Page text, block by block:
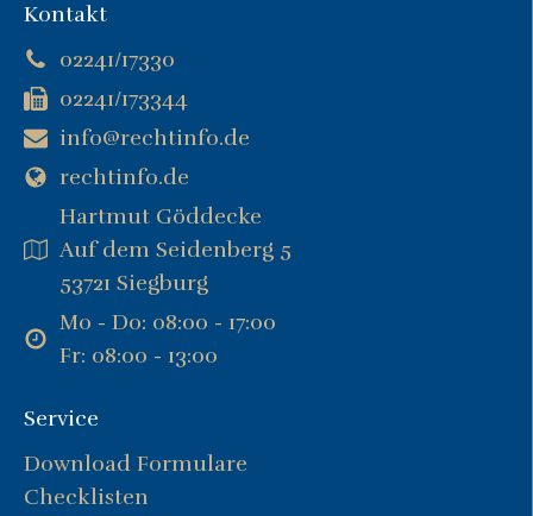
Kontakt
02241/17330
02241/173344
info@rechtinfo.de
rechtinfo.de
Hartmut Göddecke
Auf dem Seidenberg 5
53721 Siegburg
Mo - Do: 08:00 - 17:00
Fr: 08:00 - 13:00
Service
Download Formulare
Checklisten